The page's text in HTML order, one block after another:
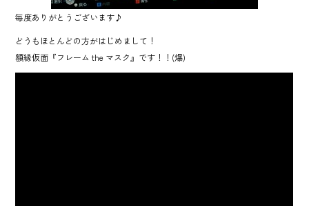
毎度ありがとうございます♪
どうもほとんどの方がはじめまして！
額縁仮面『フレーム the マスク』です！！(爆)